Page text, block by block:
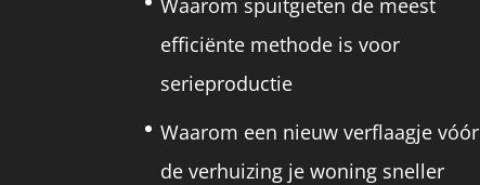
efficiënte methode is voor
serieproductie
Waarom een nieuw verflaagje vóór
de verhuizing je woning sneller